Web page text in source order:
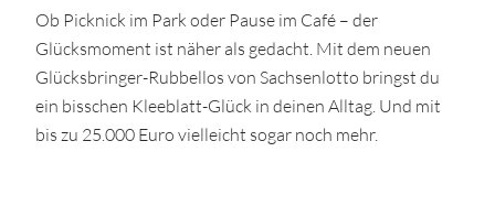
Ob Picknick im Park oder Pause im Café – der
Glücksmoment ist näher als gedacht. Mit dem neuen
Glücksbringer-Rubbellos von Sachsenlotto bringst du
ein bisschen Kleeblatt-Glück in deinen Alltag. Und mit
bis zu 25.000 Euro vielleicht sogar noch mehr.